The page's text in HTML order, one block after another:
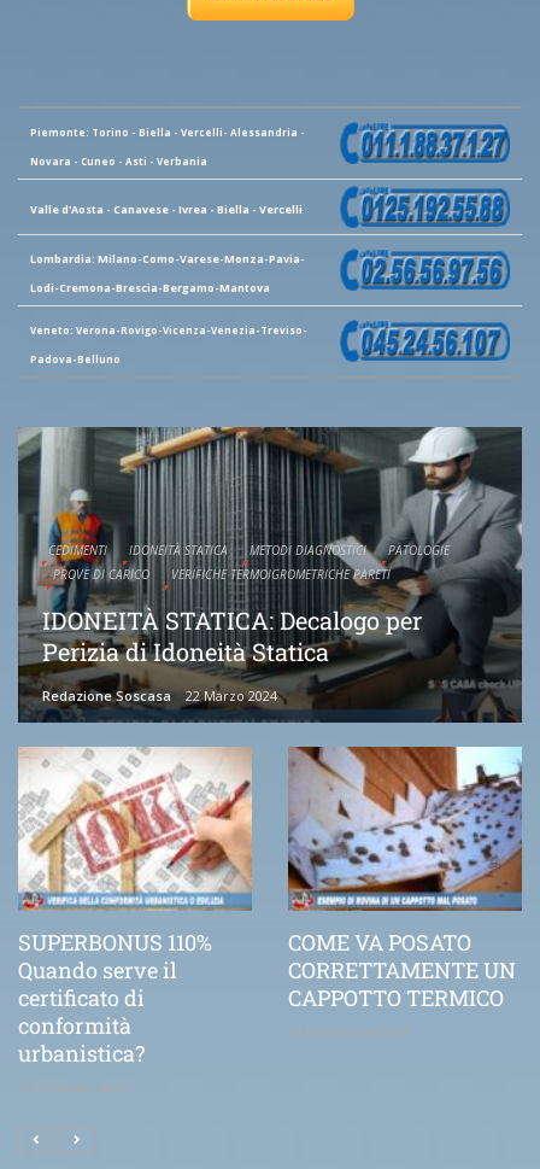
Piemonte: Torino - Biella - Vercelli- Alessandria -
Novara - Cuneo - Asti - Verbania
Valle d'Aosta - Canavese - Ivrea - Biella - Vercelli
Lombardia: Milano-Como-Varese-Monza-Pavia-
Lodi-Cremona-Brescia-Bergamo-Mantova
Veneto: Verona-Rovigo-Vicenza-Venezia-Treviso-
Padova-Belluno
CEDIMENTI IDONEITÀ STATICA METODI DIAGNOSTICI
PATOLOGIE
PROVE DI CARICO
VERIFICHE TERMOIGROMETRICHE PARETI
IDONEITÀ STATICA: Decalogo per
Perizia di Idoneità Statica
Redazione Soscasa 22 Marzo 2024
SUPERBONUS 110%
Quando serve il
certificato di
conformità
urbanistica?
25 Febbraio 2021
COME VA POSATO
CORRETTAMENTE UN
CAPPOTTO TERMICO
21 Novembre 2020